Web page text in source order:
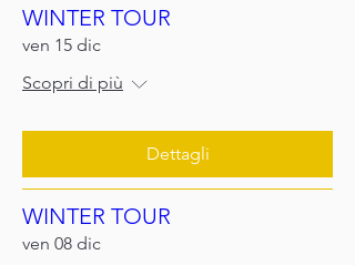
WINTER TOUR
ven 15 dic
Scopri di più
Dettagli
WINTER TOUR
ven 08 dic